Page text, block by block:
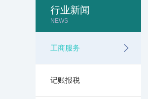
行业新闻
NEWS
工商服务
记账报税